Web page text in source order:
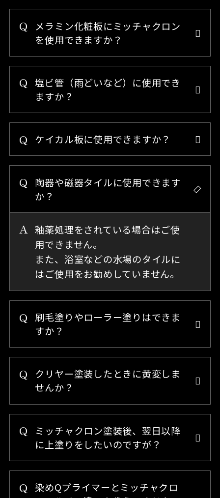
メラミン化粧板にミッチャクロン
を使用できますか？
塩ビ管（雨どいなど）に使用でき
ますか？
ケイカル板に使用できますか？
陶器や磁器タイルに使用できます
か？
釉薬処理をされている場合はご使
用できません。
また、浴室などの水場のタイルに
はご使用をお勧めしていません。
刷毛塗りやローラー塗りはできま
すか？
クリヤー塗装したときに黄変しま
せんか？
ミッチャクロン塗装後、翌日以降
に上塗りをしたいのですが？
染めQプライマーとミッチャクロ